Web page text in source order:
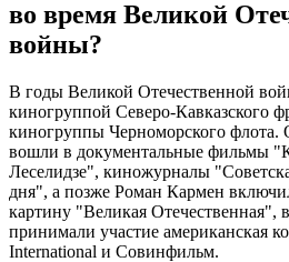
во время Великой
войны?
В годы Великой Отечественной
киногруппой Северо-Кавказского
киногруппы Черноморского флота.
вошли в документальные фильмы
Леселидзе", киножурналы
дня", а позже Роман Кармен
картину "Великая Отечественная",
принимали участие американская
International и Совинфильм.